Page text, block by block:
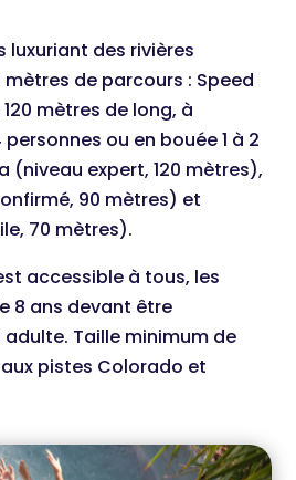
luxuriant des rivières
de parcours : Speed
mètres de long, à
ou en bouée 1 à 2
(niveau expert, 120 mètres),
90 mètres) et
70 mètres).
accessible à tous, les
8 ans devant être
Taille minimum de
pistes Colorado et